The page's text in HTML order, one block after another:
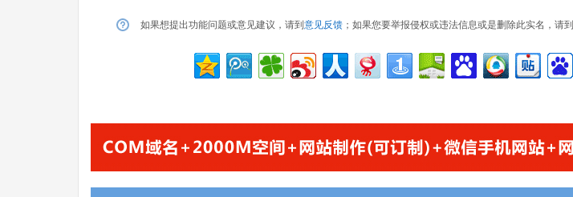
如果想提出功能问题或意见建议，请到 意见反馈 ；如果您要举报侵权或违法信息或是删除此实名，请到